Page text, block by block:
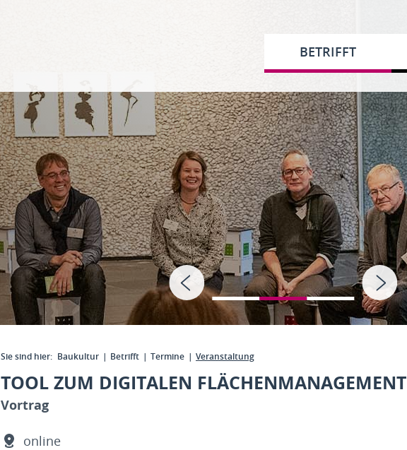
BETRIFFT
Sie sind hier: Baukultur Betrifft Termine Veranstaltung
TOOL ZUM DIGITALEN FLÄCHENMANAGEMENT
Vortrag
online